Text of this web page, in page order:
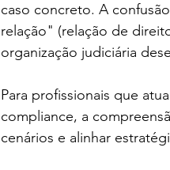
caso concreto. A
relação" (relação de
organização judiciária
Para profissionais que
compliance, a
cenários e alinhar